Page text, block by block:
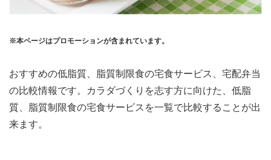
※本ページはプロモーションが含まれています。
おすすめの低脂質、脂質制限食の宅食サービス、宅配弁当
の比較情報です。カラダづくりを志す方に向けた、低脂
質、脂質制限食の宅食サービスを一覧で比較することが出
来ます。